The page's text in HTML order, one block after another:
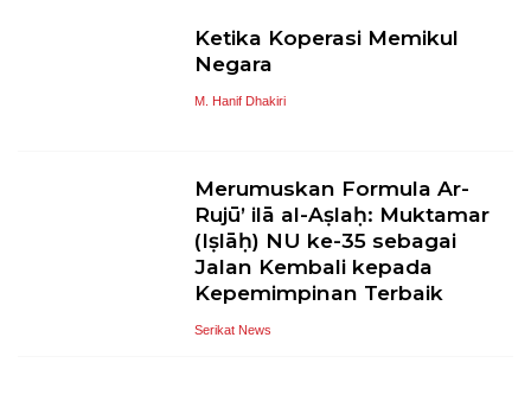
Ketika Koperasi Memikul
Negara
M. Hanif Dhakiri
Merumuskan Formula Ar-
Rujū’ ilā al-Aṣlaḥ: Muktamar
(Iṣlāḥ) NU ke-35 sebagai
Jalan Kembali kepada
Kepemimpinan Terbaik
Serikat News